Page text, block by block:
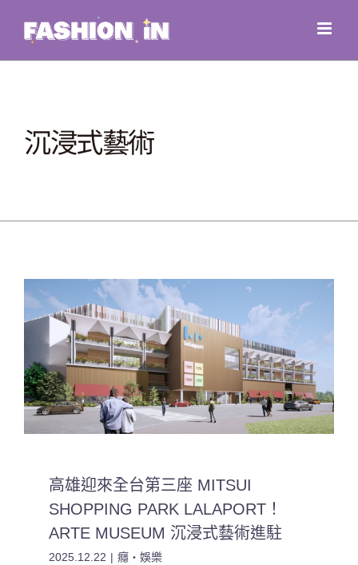
content
沉浸式藝術
高雄迎來全台第三座 MITSUI
SHOPPING PARK LALAPORT！
ARTE MUSEUM 沉浸式藝術進駐
2025.12.22 | 癮・娛樂